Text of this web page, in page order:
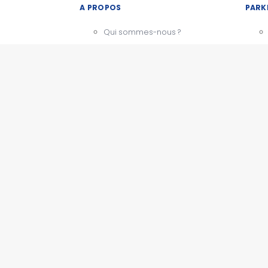
A PROPOS
Qui sommes-nous ?